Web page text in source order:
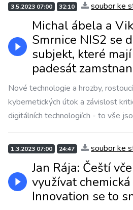
3.5.2023 07:00 32:10 soubor ke
Michal ábela a
Smrnice NIS2 se
subjekt, které
padesát
Nové technologie a hrozby,
kybernetických útok a závislost
digitálních technologiích - to vše
1.3.2023 07:00 24:47 soubor ke
Jan Rája: Čeští
využívat
Innovation se to